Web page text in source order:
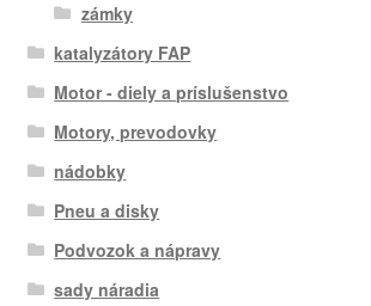
zámky
katalyzátory FAP
Motor - diely a príslušenstvo
Motory, prevodovky
nádobky
Pneu a disky
Podvozok a nápravy
sady náradia